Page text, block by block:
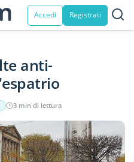
Accedi Registrati
anti-
3 min di lettura